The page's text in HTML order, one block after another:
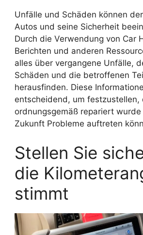
Unfälle und Schäden können
Autos und seine Sicherheit
Durch die Verwendung von Car
Berichten und anderen
alles über vergangene Unfälle,
Schäden und die betroffenen
herausfinden. Diese
entscheidend, um festzustellen,
ordnungsgemäß repariert
Zukunft Probleme auftreten
Stellen Sie
die
stimmt